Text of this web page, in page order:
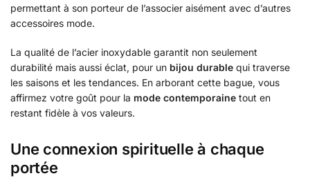
permettant à son porteur de l’associer aisément avec d’autres
accessoires mode.
La qualité de l’acier inoxydable garantit non seulement
durabilité mais aussi éclat, pour un bijou durable qui traverse
les saisons et les tendances. En arborant cette bague, vous
affirmez votre goût pour la mode contemporaine tout en
restant fidèle à vos valeurs.
Une connexion spirituelle à chaque
portée